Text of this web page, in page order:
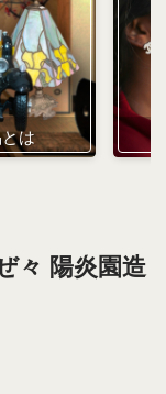
は
々 陽炎園造